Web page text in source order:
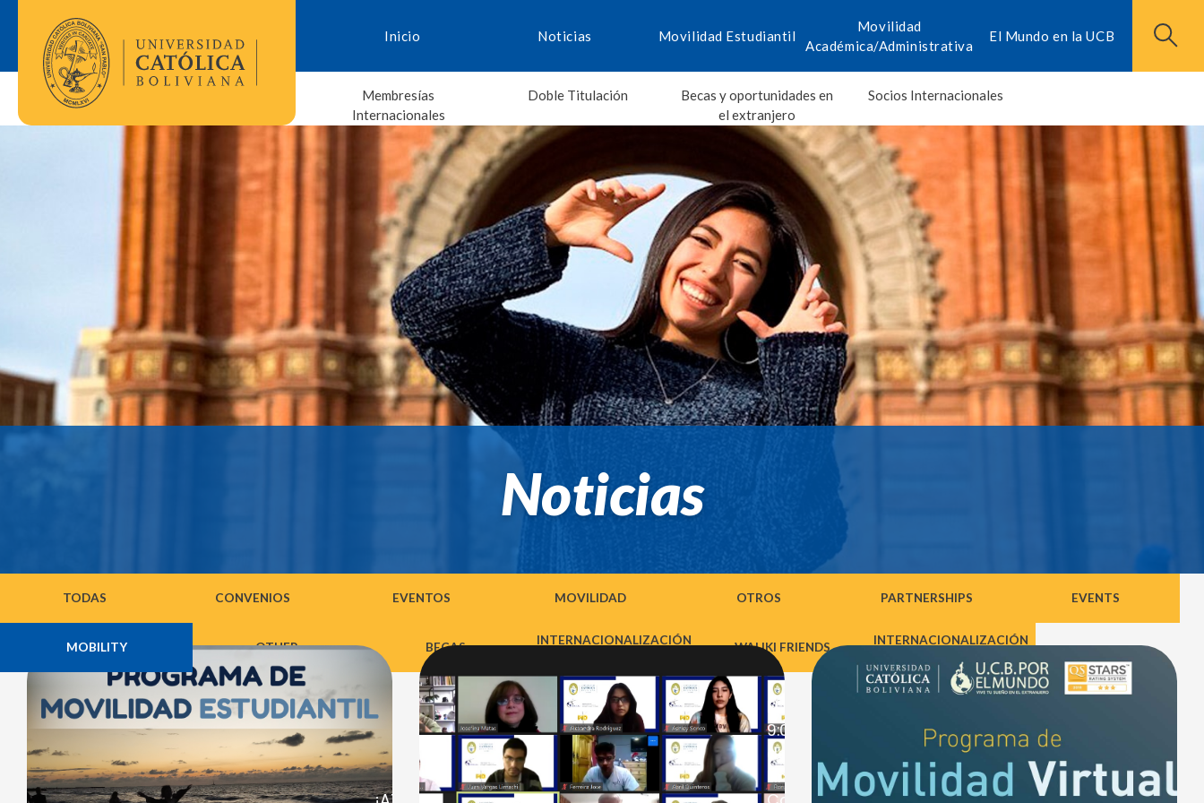
Inicio Noticias Movilidad Estudiantil
Movilidad
Académica/Administrativa
El Mundo en la UCB
Membresías
Internacionales
Doble Titulación
Becas y oportunidades en
el extranjero
Socios Internacionales
Noticias
TODAS CONVENIOS EVENTOS MOVILIDAD OTROS PARTNERSHIPS EVENTS
MOBILITY OTHER BECAS
INTERNACIONALIZACIÓN
WALIKI FRIENDS
INTERNACIONALIZACIÓN
El miércoles 10 de febrero a horas
9:00 am se inauguró el Programa
de Colaboración Internacional en
Línea ODUCOIL a cargo de la